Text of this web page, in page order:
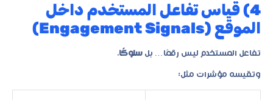
4) قياس تفاعل المستخدم داخل
الموقع (Engagement Signals)
تفاعل المستخدم ليس رقمًا… بل سلوكًا.
وتقيسه مؤشرات مثل: